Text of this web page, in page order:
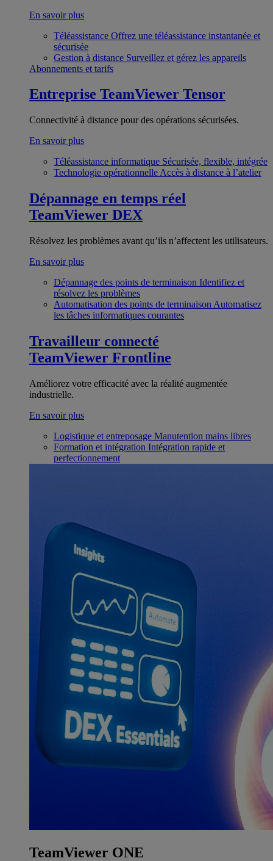
En savoir plus
Téléassistance Offrez une téléassistance instantanée et
sécurisée
Gestion à distance Surveillez et gérez les appareils
Abonnements et tarifs
Entreprise TeamViewer Tensor
Connectivité à distance pour des opérations sécurisées.
En savoir plus
Téléassistance informatique Sécurisée, flexible, intégrée
Technologie opérationnelle Accès à distance à l’atelier
Dépannage en temps réel
TeamViewer DEX
Résolvez les problèmes avant qu’ils n’affectent les utilisateurs.
En savoir plus
Dépannage des points de terminaison Identifiez et
résolvez les problèmes
Automatisation des points de terminaison Automatisez
les tâches informatiques courantes
Travailleur connecté
TeamViewer Frontline
Améliorez votre efficacité avec la réalité augmentée
industrielle.
En savoir plus
Logistique et entreposage Manutention mains libres
Formation et intégration Intégration rapide et
perfectionnement
TeamViewer ONE